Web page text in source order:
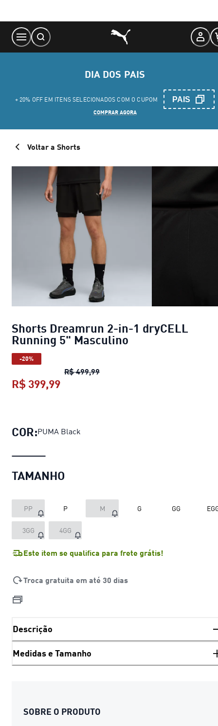
Content
DIA DOS PAIS
+ 20% OFF EM ITENS SELECIONADOS COM O CUPOM PAIS
COMPRAR AGORA
Voltar a Shorts
Shorts Dreamrun 2-in-1 dryCELL
Running 5" Masculino
-20%
R$ 499,99Shorts Dreamrun 2-in-1
R$ 399,99
COR:PUMA Black
TAMANHO
PP P M G GG
3GG 4GG
Este item se qualifica para frete grátis!
Troca gratuita em até 30 dias
Descrição
Medidas e Tamanho
SOBRE O PRODUTO